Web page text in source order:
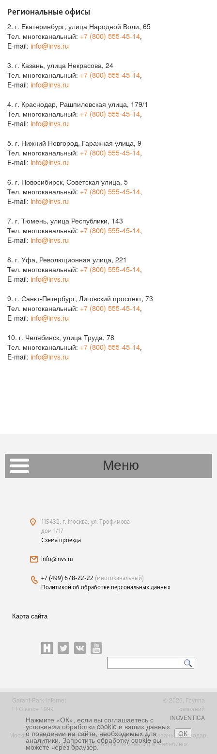
Региональные офисы
2. г. Екатеринбург, улица Народной Воли, 65
Тел. многоканальный: +7 (800) 555-45-14,
E-mail: info@invs.ru
3. г. Казань, улица Некрасова, 24
Тел. многоканальный: +7 (800) 555-45-14,
E-mail: info@invs.ru
4. г. Краснодар, Рашпилевская улица, 179/1
Тел. многоканальный: +7 (800) 555-45-14,
E-mail: info@invs.ru
5. г. Нижний Новгород, Гаражная улица, 9
Тел. многоканальный: +7 (800) 555-45-14,
E-mail: info@invs.ru
6. г. Новосибирск, Советская улица, 5
Тел. многоканальный: +7 (800) 555-45-14,
E-mail: info@invs.ru
7. г. Тюмень, улица Республики, 143
Тел. многоканальный: +7 (800) 555-45-14,
E-mail: info@invs.ru
8. г. Уфа, Революционная улица, 221
Тел. многоканальный: +7 (800) 555-45-14,
E-mail: info@invs.ru
9. г. Санкт-Петербург, Лиговский проспект, 73
Тел. многоканальный: +7 (800) 555-45-14,
E-mail: info@invs.ru
10. г. Челябинск, улица Труда, 78
Тел. многоканальный: +7 (800) 555-45-14,
E-mail: info@invs.ru
Меню
115432, г. Москва, ул. Трофимова
дом 1/17
Схема проезда
info@invs.ru
+7 (499) 678-22-22 (многоканальный)
Политикой об обработке персональных данных
Карта сайта
Garant-Park-Internet
LLC since 1999
© 2026, Группа
компаний
INOVENTICA
Москва, Санкт-Петербург, Владимир, Екатеринбург, Казань, Краснодар,
Нижний Новгород, Новосибирск, Тюмень, Уфа, Челябинск.
Нажмите «ОК», если вы соглашаетесь с
условиями обработки cookie и ваших данных
о поведении на сайте, необходимых для
аналитики. Запретить обработку cookie вы
можете через браузер.
ОК